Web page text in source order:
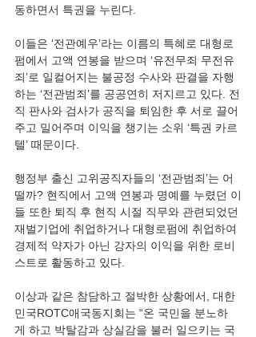
동하면서 특권을 누린다.
이들은 ‘전관예우’라는 이름의 특혜로 대형로
펌에서 고액 연봉을 받으며 ‘유전무죄 무전유
죄’로 일컬어지는 불공정 수사와 판결을 자행
하는 ‘전관범죄’를 공공연히 저지르고 있다. 전
직 판사와 검사가 공직을 퇴임한 후 서로 끌어
주고 밀어주며 이익을 챙기는 소위 ‘특권 카르
텔’ 때문이다.
행정부 출신 고위공직자들의 ‘전관범죄’는 어
떨까? 현직에서 고액 연봉과 명예를 누렸던 이
들 또한 퇴직 후 현직 시절 직무와 관련되었던
재벌기업에 취업하거나 대형로펌에 취업하여
경제적 약자가 아닌 강자의 이익을 위한 로비
스트로 활동하고 있다.
이상과 같은 참담하고 절박한 상황에서, 대한
민국ROTC애국동지회는 “온 국민을 분노하
게 하고 박탈감과 상실감을 불러 일으키는 국